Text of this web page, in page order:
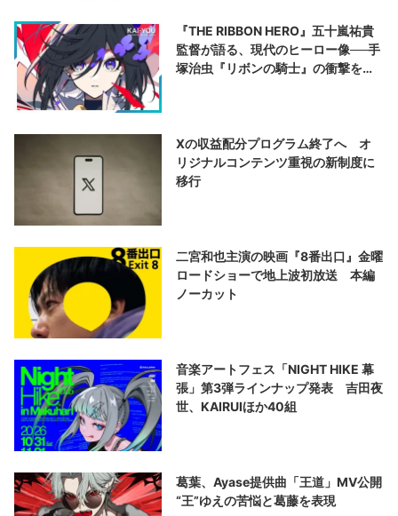
『THE RIBBON HERO』五十嵐祐貴
監督が語る、現代のヒーロー像──手
塚治虫『リボンの騎士』の衝撃を再
Xの収益配分プログラム終了へ オ
リジナルコンテンツ重視の新制度に
移行
二宮和也主演の映画『8番出口』金曜
ロードショーで地上波初放送 本編
ノーカット
音楽アートフェス「NIGHT HIKE 幕
張」第3弾ラインナップ発表 吉田夜
世、KAIRUIほか40組
葛葉、Ayase提供曲「王道」MV公開
“王”ゆえの苦悩と葛藤を表現